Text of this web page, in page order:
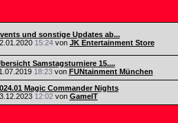
und sonstige Updates ab...
15:24von JK Entertainment Store
Samstagsturniere 15....
18:23von FUNtainment München
Magic Commander Nights
12:02von GameIT